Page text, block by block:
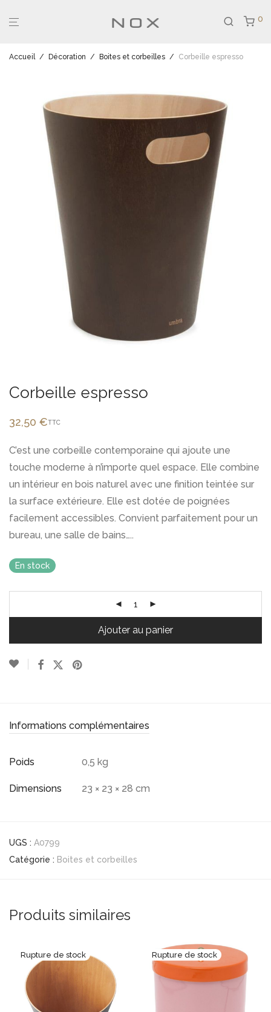
0
Accueil / Décoration / Boites et corbeilles / Corbeille espresso
Corbeille espresso
32,50 €TTC
C’est une corbeille contemporaine qui ajoute une
touche moderne à n’importe quel espace. Elle combine
un intérieur en bois naturel avec une finition teintée sur
la surface extérieure. Elle est dotée de poignées
facilement accessibles. Convient parfaitement pour un
bureau, une salle de bains…..
En stock
Ajouter au panier
Informations complémentaires
Poids 0,5 kg
Dimensions 23 × 23 × 28 cm
UGS : A0799
Catégorie : Boites et corbeilles
Produits similaires